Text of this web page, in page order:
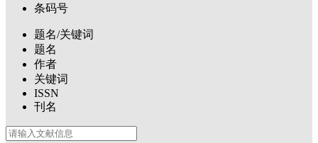
条码号
题名/关键词
题名
作者
关键词
ISSN
刊名